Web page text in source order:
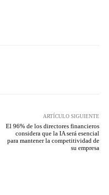
ARTÍCULO SIGUIENTE
El 96% de los directores financieros
considera que la IA será esencial
para mantener la competitividad de
su empresa